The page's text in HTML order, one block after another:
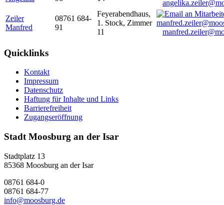
Zeiler
Manfred
08761 684-
91
Feyerabendhaus,
1. Stock, Zimmer
11
Quicklinks
Kontakt
Impressum
Datenschutz
Haftung für Inhalte und Links
Barrierefreiheit
Zugangseröffnung
Stadt Moosburg an der Isar
Stadtplatz 13
85368 Moosburg an der Isar
08761 684-0
08761 684-77
info@moosburg.de